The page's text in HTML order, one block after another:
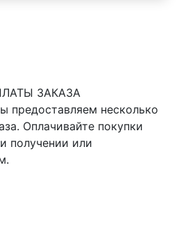
ЗАКАЗА
предоставляем несколько
Оплачивайте покупки
получении или